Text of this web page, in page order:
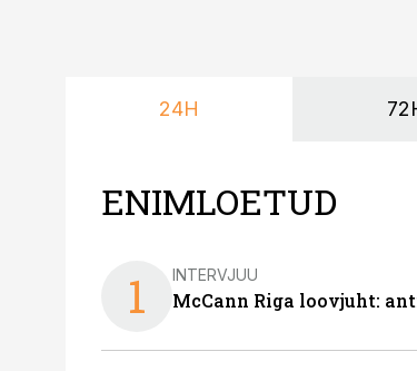
24H
ENIMLOETUD
1 INTERVJUU
McCann Riga loovjuht: